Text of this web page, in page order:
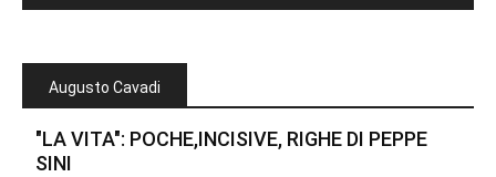
Augusto Cavadi
"LA VITA": POCHE,INCISIVE, RIGHE DI PEPPE
SINI